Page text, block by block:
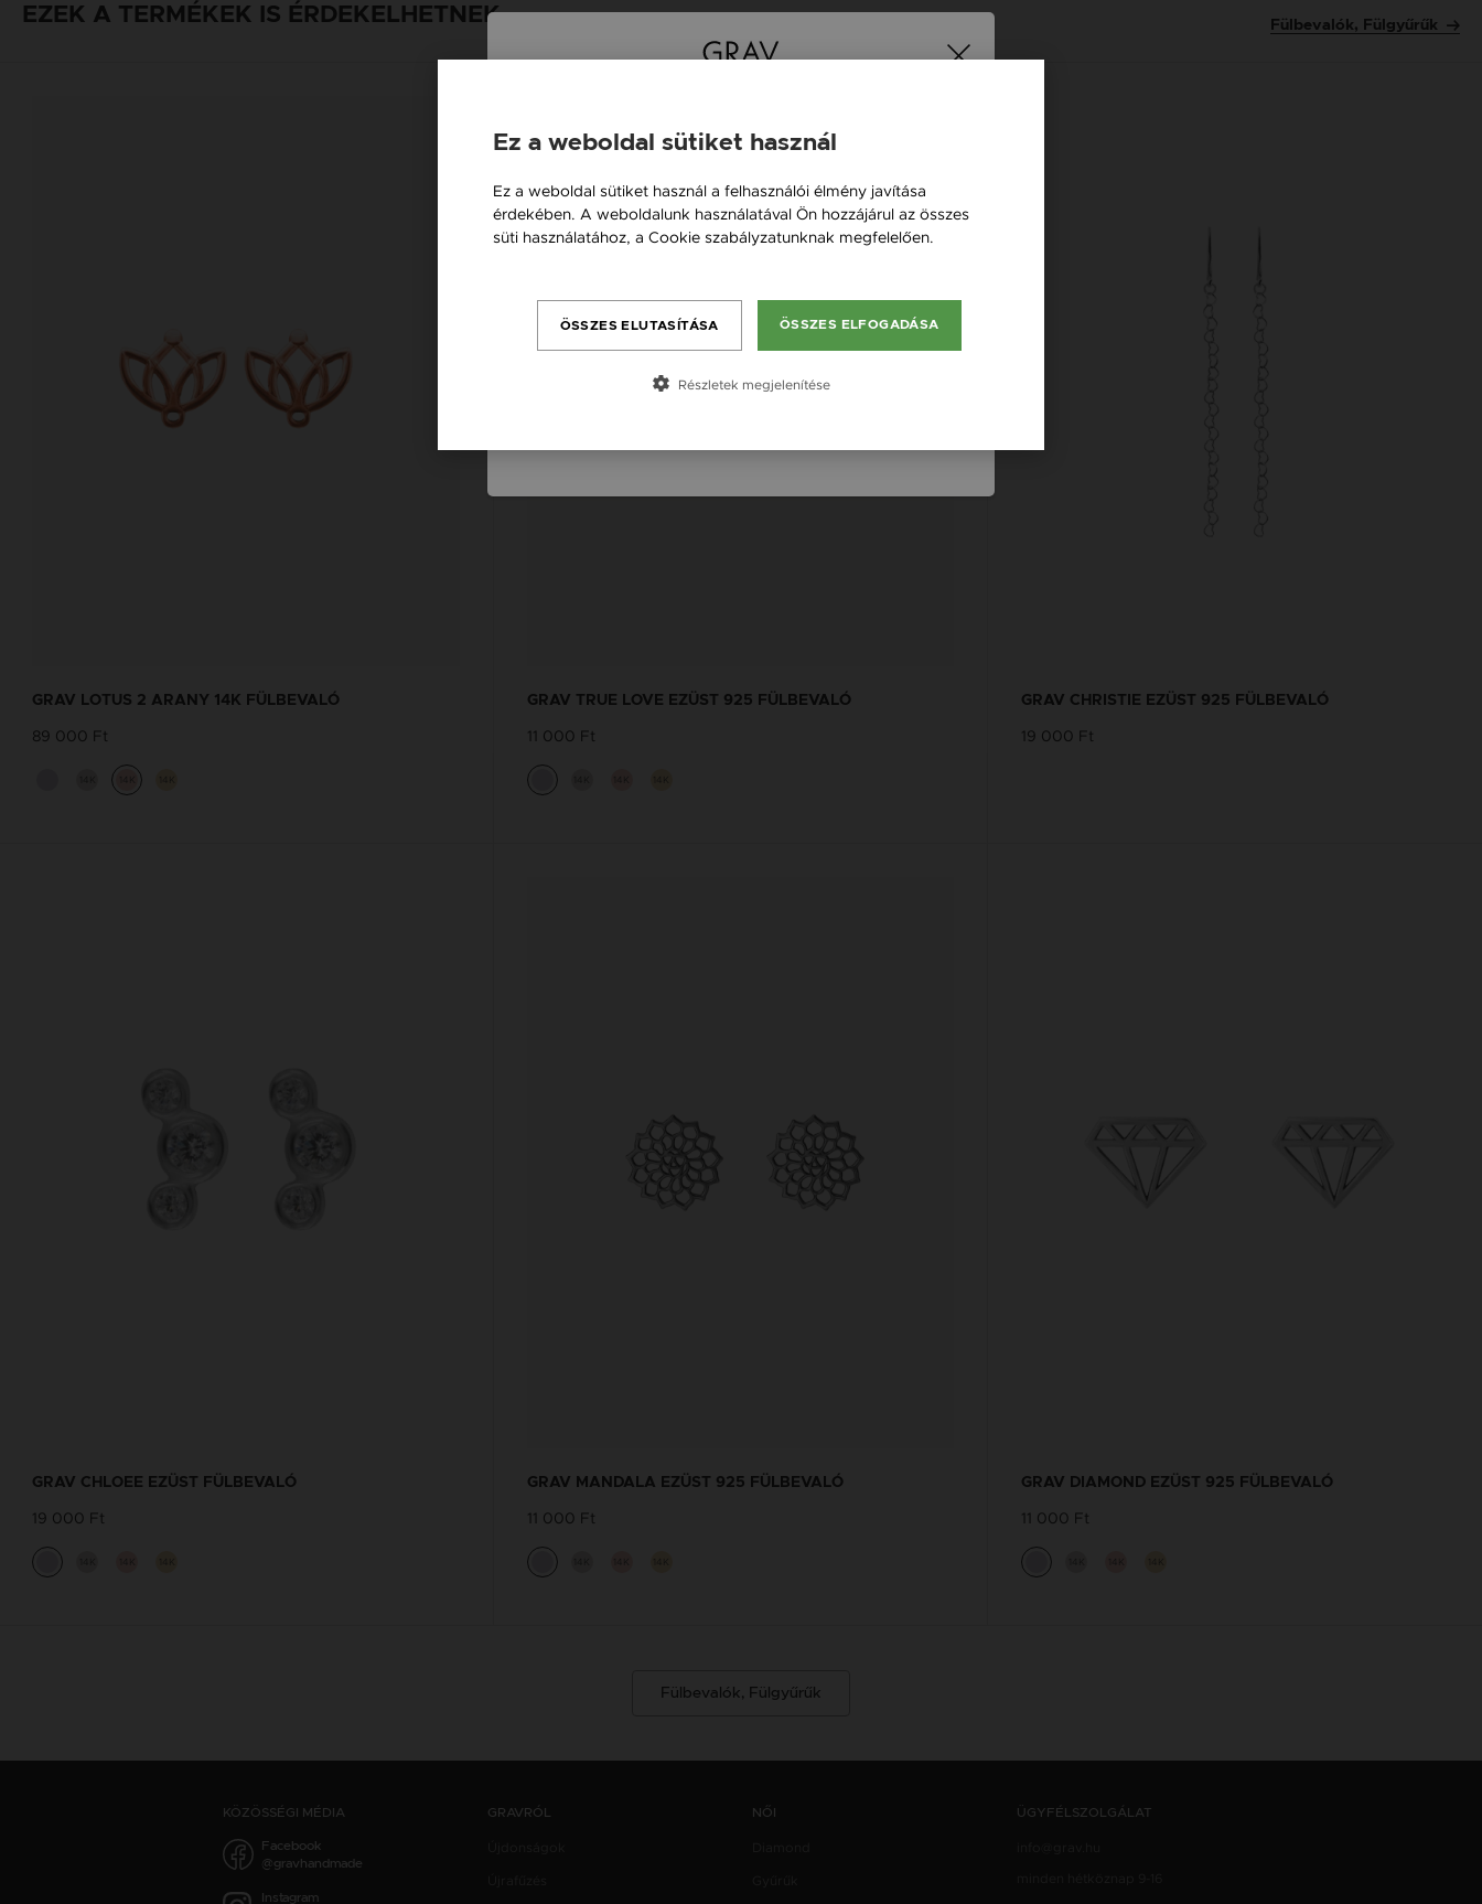
EZEK A TERMÉKEK IS ÉRDEKELHETNEK Fülbevalók, Fülgyűrűk
GRAV LOTUS 2 ARANY 14K FÜLBEVALÓ
89 000 Ft
GRAV TRUE LOVE EZÜST 925 FÜLBEVALÓ
11 000 Ft
GRAV CHRISTIE EZÜST 925 FÜLBEVALÓ
19 000 Ft
GRAV CHLOEE EZÜST FÜLBEVALÓ
19 000 Ft
GRAV MANDALA EZÜST 925 FÜLBEVALÓ
11 000 Ft
GRAV DIAMOND EZÜST 925 FÜLBEVALÓ
11 000 Ft
Fülbevalók, Fülgyűrűk
KÖZÖSSÉGI MÉDIA
Facebook
@gravhandmade
Instagram
GRAVRÓL NŐI ÜGYFÉLSZOLGÁLAT
Österreich / AT
România / RO
Slovensko / SK
Ez a weboldal sütiket használ
Ez a weboldal sütiket használ a felhasználói élmény javítása
érdekében. A weboldalunk használatával Ön hozzájárul az összes
süti használatához, a Cookie szabályzatunknak megfelelően.
ÖSSZES ELFOGADÁSA
ÖSSZES ELUTASÍTÁSA
Részletek megjelenítése